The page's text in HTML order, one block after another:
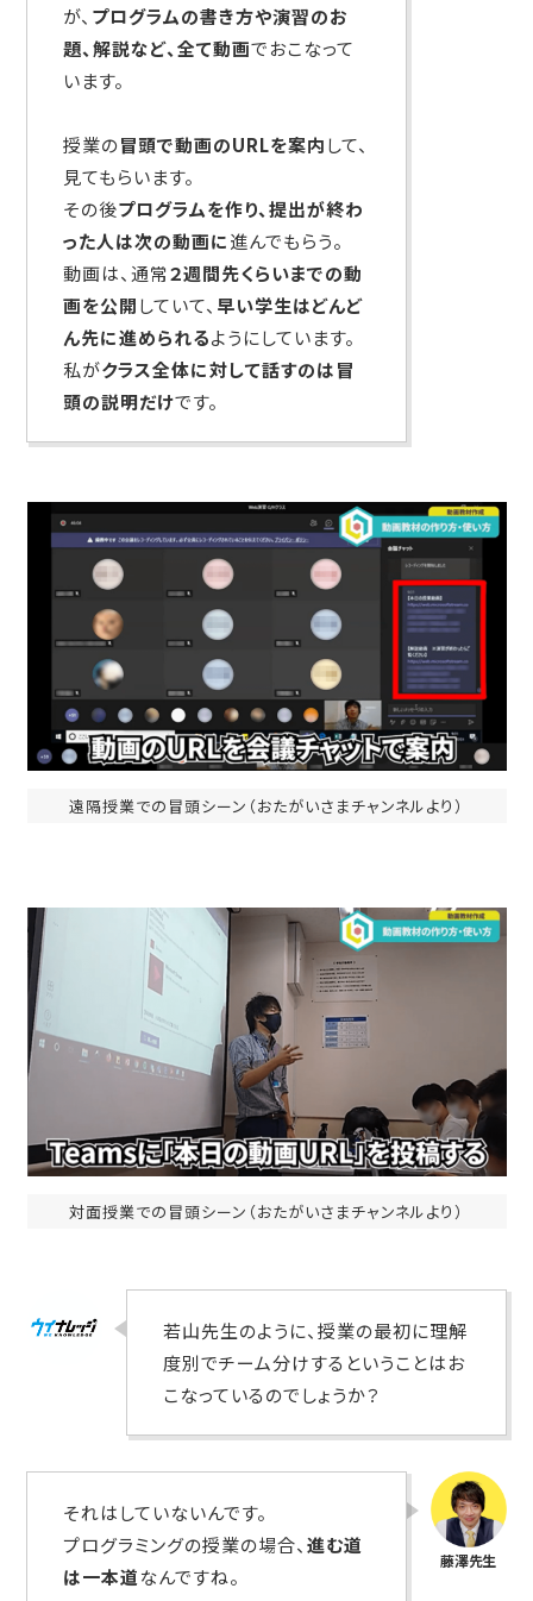
が、 プログラムの書き方や演習のお
題、解説など、全て動画でおこなって
います。
授業の冒頭で動画のURLを案内して、
見てもらいます。
その後プログラムを作り、提出が終わ
った人は次の動画に進んでもらう。
動画は、通常２週間先くらいまでの動
画を公開していて、 早い学生はどんど
ん先に進められるようにしています。
私がクラス全体に対して話すのは冒
頭の説明だけです。
遠隔授業での冒頭シーン（おたがいさまチャンネルより）
対面授業での冒頭シーン（おたがいさまチャンネルより）
若山先生のように、授業の最初に理解
度別でチーム分けするということはお
こなっているのでしょうか？
それはしていないんです。
プログラミングの授業の場合、進む道
は一本道なんですね。